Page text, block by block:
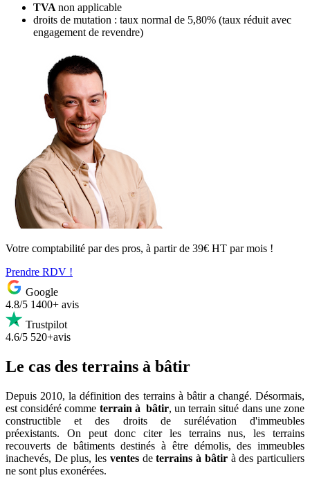
TVA non applicable
droits de mutation : taux normal de 5,80% (taux réduit avec
engagement de revendre)
Votre comptabilité par des pros, à partir de 39€ HT par mois !
Prendre RDV !
Google
4.8/5 1400+ avis
Trustpilot
4.6/5 520+avis
Le cas des terrains à bâtir
Depuis 2010, la définition des terrains à bâtir a changé. Désormais,
est considéré comme terrain à bâtir, un terrain situé dans une zone
constructible et des droits de surélévation d'immeubles
préexistants. On peut donc citer les terrains nus, les terrains
recouverts de bâtiments destinés à être démolis, des immeubles
inachevés, De plus, les ventes deterrains à bâtirà des particuliers
ne sont plus exonérées.